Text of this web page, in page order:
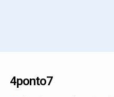
4ponto7